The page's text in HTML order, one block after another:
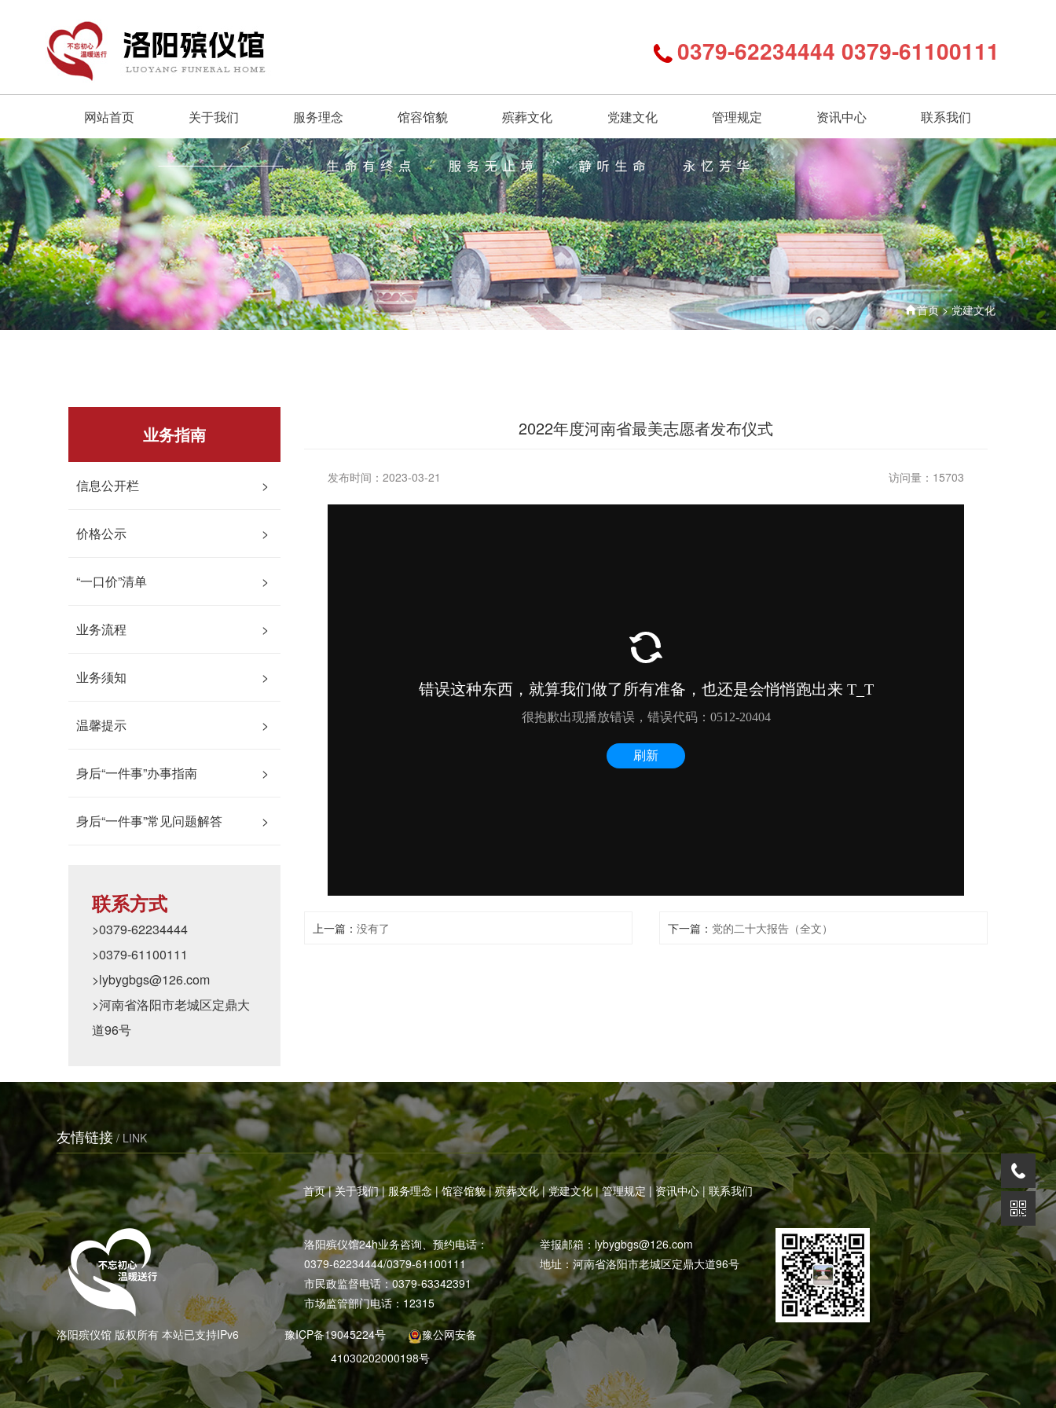
0379-62234444 0379-61100111
网站首页 关于我们 服务理念 馆容馆貌 殡葬文化 党建文化 管理规定 资讯中心 联系我们
首页>党建文化
业务指南
>
信息公开栏
>
价格公示
>
“一口价”清单
>
业务流程
>
业务须知
>
温馨提示
>
身后“一件事”办事指南
>
身后“一件事”常见问题解答
联系方式
>0379-62234444
>0379-61100111
>lybygbgs@126.com
>河南省洛阳市老城区定鼎大
道96号
2022年度河南省最美志愿者发布仪式
发布时间：2023-03-21 访问量：15703
上一篇： 没有了 下一篇： 党的二十大报告（全文）
友情链接 / LINK
首页|关于我们|服务理念|馆容馆貌|殡葬文化|党建文化|管理规定 | 资讯中心|联系我们
洛阳殡仪馆24h业务咨询、预约电话：
0379-62234444/0379-61100111
市民政监督电话：0379-63342391
市场监管部门电话：12315
举报邮箱： lybygbgs@126.com
地址：河南省洛阳市老城区定鼎大道96号
洛阳殡仪馆 版权所有 本站已支持IPv6 豫ICP备19045224号
豫公网安备
41030202000198号